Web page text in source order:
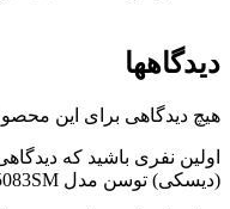
دیدگاهها
هیچ دیدگاهی برای این
اولین نفری باشید که
(دیسکی) توسن مدل 5083SM”